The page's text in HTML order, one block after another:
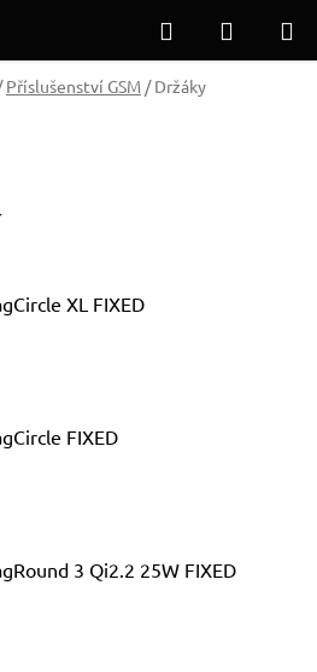
Hledat
KOŠÍK
Příslušenství GSM / Držáky
XL FIXED
FIXED
3 Qi2.2 25W FIXED